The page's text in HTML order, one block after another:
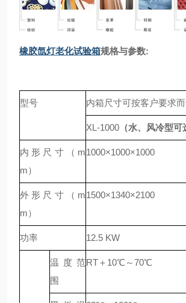
橡胶氙灯老化试验箱规格与参数:
型号 内箱尺寸可按客户要求而
XL-1000 （水、风冷型可
内形尺寸（m
m）
1000×1000×1000
外形尺寸（m
m）
1500×1340×2100
功率 12.5 KW
温度范
围
RT＋10℃～70℃